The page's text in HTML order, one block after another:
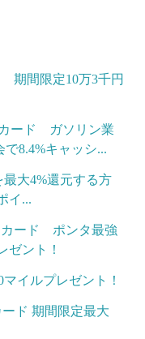
期間限定10万3千円
カード ガソリン業
8.4%キャッシ...
最大4%還元する方
イ...
カード ポンタ最強
ゼント！
イルプレゼント！
ド 期間限定最大